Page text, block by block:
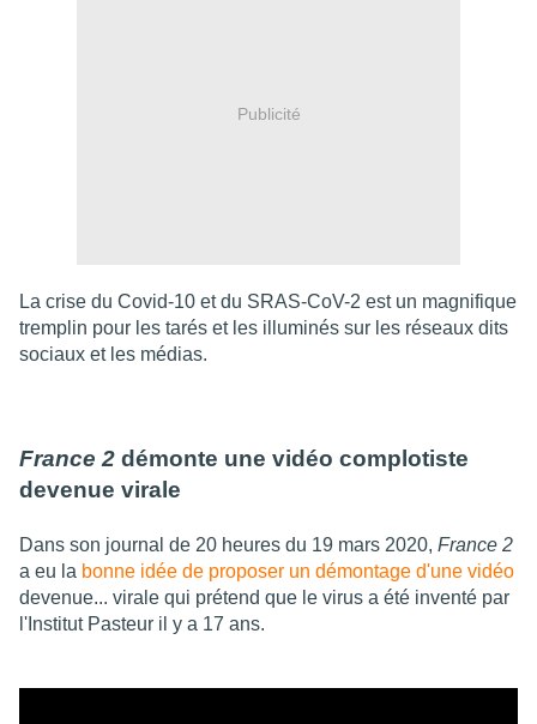
Publicité
La crise du Covid-10 et du SRAS-CoV-2 est un magnifique
tremplin pour les tarés et les illuminés sur les réseaux dits
sociaux et les médias.
France 2 démonte une vidéo complotiste
devenue virale
Dans son journal de 20 heures du 19 mars 2020, France 2
a eu la bonne idée de proposer un démontage d'une vidéo
devenue... virale qui prétend que le virus a été inventé par
l'Institut Pasteur il y a 17 ans.